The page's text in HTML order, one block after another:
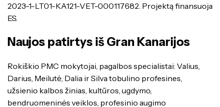
2023-1-LT01-KA121-VET-000117682. Projektą finansuoja
ES.
Naujos patirtys iš Gran Kanarijos
Rokiškio PMC mokytojai, pagalbos specialistai: Valius,
Darius, Meilutė, Dalia ir Silva tobulino profesines,
užsienio kalbos žinias, kultūros, ugdymo,
bendruomeninės veiklos, profesinio augimo